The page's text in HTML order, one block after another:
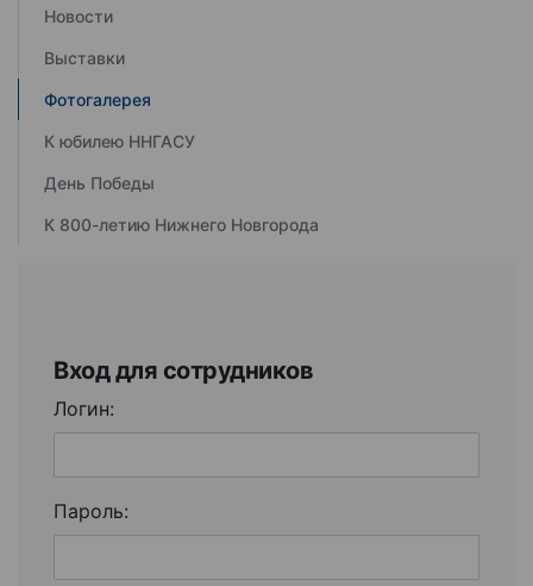
Новости
Выставки
Фотогалерея
К юбилею ННГАСУ
День Победы
К 800-летию Нижнего Новгорода
Вход для сотрудников
Логин:
Пароль: